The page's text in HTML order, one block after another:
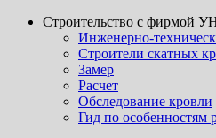
Строительство с фирмой
Инженерно-
Строители скатных
Замер
Расчет
Обследование кровли
Гид по особенностям